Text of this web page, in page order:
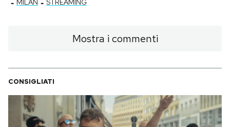
MILAN STREAMING
Mostra i commenti
CONSIGLIATI